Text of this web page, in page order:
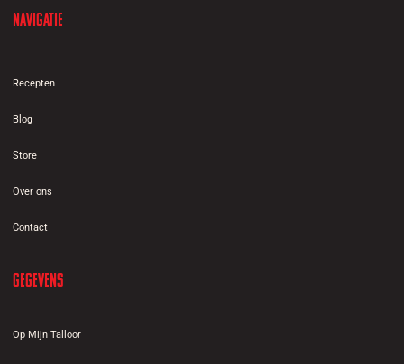
Navigatie
Recepten
Blog
Store
Over ons
Contact
Gegevens
Op Mijn Talloor